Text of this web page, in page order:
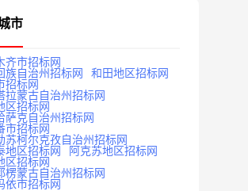
市
齐市招标网
族自治州招标网
和田地区招标网
招标网
拉蒙古自治州招标网
区招标网
萨克自治州招标网
市招标网
苏柯尔克孜自治州招标网
地区招标网
阿克苏地区招标网
区招标网
楞蒙古自治州招标网
依市招标网